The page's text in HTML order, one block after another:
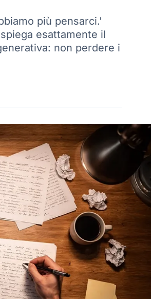
più pensarci.'
esattamente il
non perdere i